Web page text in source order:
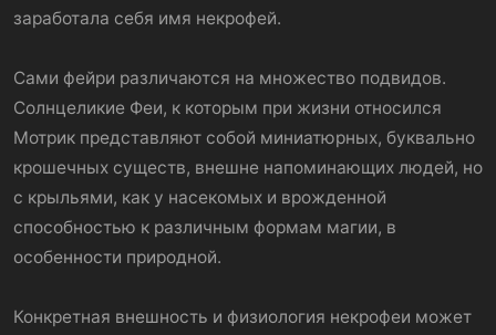
заработала себя имя некрофей.
Сами фейри различаются на множество подвидов.
Солнцеликие Феи, к которым при жизни относился
Мотрик представляют собой миниатюрных, буквально
крошечных существ, внешне напоминающих людей, но
с крыльями, как у насекомых и врожденной
способностью к различным формам магии, в
особенности природной.
Конкретная внешность и физиология некрофеи может